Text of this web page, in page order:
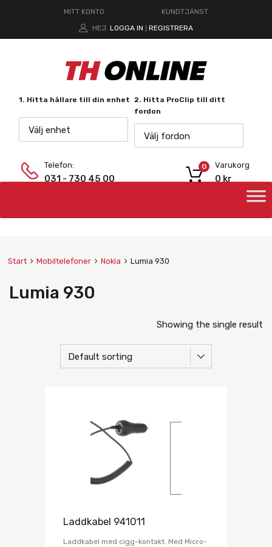
MITT KONTO
KUNDTJÄNST
HEJ. LOGGA IN REGISTRERA
1. Hitta hållare till din enhet
Välj enhet
2. Hitta ProClip till ditt
fordon
Välj fordon
Telefon:
031 - 730 45 00
Varukorg
0 kr
0
Start Mobiltelefoner Nokia Lumia 930
Lumia 930
Showing the single result
Laddkabel 941011
Laddkabel med cigg-kontakt. Med Micro-